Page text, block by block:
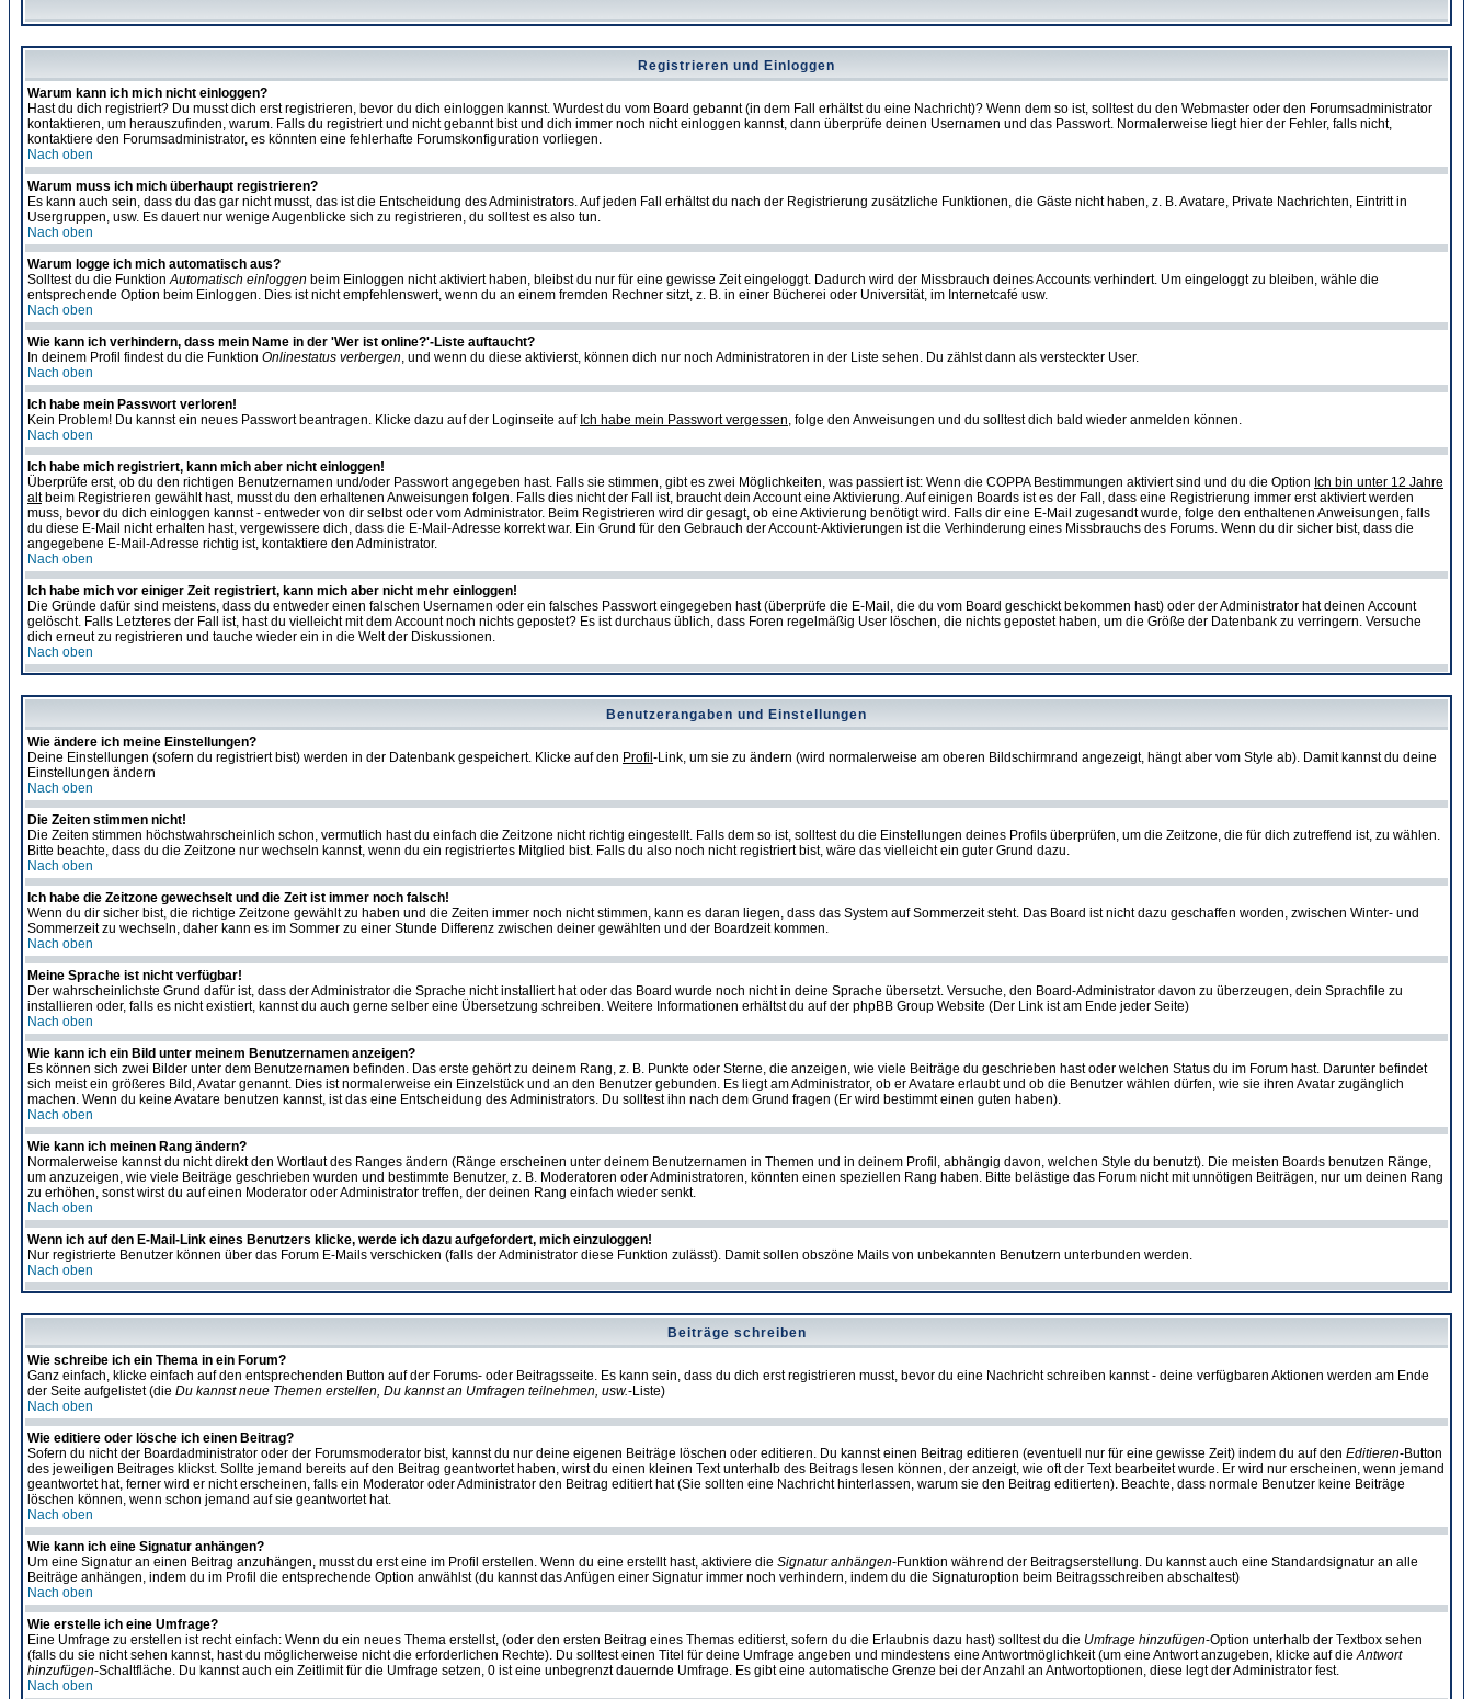
Registrieren und Einloggen
Warum kann ich mich nicht einloggen?
Hast du dich registriert? Du musst dich erst registrieren, bevor du dich einloggen kannst. Wurdest du vom Board gebannt (in dem Fall erhältst du eine Nachricht)? Wenn dem so ist, solltest du den Webmaster oder den Forumsadministrator
kontaktieren, um herauszufinden, warum. Falls du registriert und nicht gebannt bist und dich immer noch nicht einloggen kannst, dann überprüfe deinen Usernamen und das Passwort. Normalerweise liegt hier der Fehler, falls nicht,
kontaktiere den Forumsadministrator, es könnten eine fehlerhafte Forumskonfiguration vorliegen.
Nach oben
Warum muss ich mich überhaupt registrieren?
Es kann auch sein, dass du das gar nicht musst, das ist die Entscheidung des Administrators. Auf jeden Fall erhältst du nach der Registrierung zusätzliche Funktionen, die Gäste nicht haben, z. B. Avatare, Private Nachrichten, Eintritt in
Usergruppen, usw. Es dauert nur wenige Augenblicke sich zu registrieren, du solltest es also tun.
Nach oben
Warum logge ich mich automatisch aus?
Solltest du die FunktionAutomatisch einloggen beim Einloggen nicht aktiviert haben, bleibst du nur für eine gewisse Zeit eingeloggt. Dadurch wird der Missbrauch deines Accounts verhindert. Um eingeloggt zu bleiben, wähle die
entsprechende Option beim Einloggen. Dies ist nicht empfehlenswert, wenn du an einem fremden Rechner sitzt, z. B. in einer Bücherei oder Universität, im Internetcafé usw.
Nach oben
Wie kann ich verhindern, dass mein Name in der 'Wer ist online?'-Liste auftaucht?
In deinem Profil findest du die Funktion Onlinestatus verbergen, und wenn du diese aktivierst, können dich nur noch Administratoren in der Liste sehen. Du zählst dann als versteckter User.
Nach oben
Ich habe mein Passwort verloren!
Kein Problem! Du kannst ein neues Passwort beantragen. Klicke dazu auf der Loginseite auf Ich habe mein Passwort vergessen, folge den Anweisungen und du solltest dich bald wieder anmelden können.
Nach oben
Ich habe mich registriert, kann mich aber nicht einloggen!
Überprüfe erst, ob du den richtigen Benutzernamen und/oder Passwort angegeben hast. Falls sie stimmen, gibt es zwei Möglichkeiten, was passiert ist: Wenn die COPPA Bestimmungen aktiviert sind und du die Option Ich bin unter 12 Jahre
altbeim Registrieren gewählt hast, musst du den erhaltenen Anweisungen folgen. Falls dies nicht der Fall ist, braucht dein Account eine Aktivierung. Auf einigen Boards ist es der Fall, dass eine Registrierung immer erst aktiviert werden
muss, bevor du dich einloggen kannst - entweder von dir selbst oder vom Administrator. Beim Registrieren wird dir gesagt, ob eine Aktivierung benötigt wird. Falls dir eine E-Mail zugesandt wurde, folge den enthaltenen Anweisungen, falls
du diese E-Mail nicht erhalten hast, vergewissere dich, dass die E-Mail-Adresse korrekt war. Ein Grund für den Gebrauch der Account-Aktivierungen ist die Verhinderung eines Missbrauchs des Forums. Wenn du dir sicher bist, dass die
angegebene E-Mail-Adresse richtig ist, kontaktiere den Administrator.
Nach oben
Ich habe mich vor einiger Zeit registriert, kann mich aber nicht mehr einloggen!
Die Gründe dafür sind meistens, dass du entweder einen falschen Usernamen oder ein falsches Passwort eingegeben hast (überprüfe die E-Mail, die du vom Board geschickt bekommen hast) oder der Administrator hat deinen Account
gelöscht. Falls Letzteres der Fall ist, hast du vielleicht mit dem Account noch nichts gepostet? Es ist durchaus üblich, dass Foren regelmäßig User löschen, die nichts gepostet haben, um die Größe der Datenbank zu verringern. Versuche
dich erneut zu registrieren und tauche wieder ein in die Welt der Diskussionen.
Nach oben
Benutzerangaben und Einstellungen
Wie ändere ich meine Einstellungen?
Deine Einstellungen (sofern du registriert bist) werden in der Datenbank gespeichert. Klicke auf den Profil -Link, um sie zu ändern (wird normalerweise am oberen Bildschirmrand angezeigt, hängt aber vom Style ab). Damit kannst du deine
Einstellungen ändern
Nach oben
Die Zeiten stimmen nicht!
Die Zeiten stimmen höchstwahrscheinlich schon, vermutlich hast du einfach die Zeitzone nicht richtig eingestellt. Falls dem so ist, solltest du die Einstellungen deines Profils überprüfen, um die Zeitzone, die für dich zutreffend ist, zu wählen.
Bitte beachte, dass du die Zeitzone nur wechseln kannst, wenn du ein registriertes Mitglied bist. Falls du also noch nicht registriert bist, wäre das vielleicht ein guter Grund dazu.
Nach oben
Ich habe die Zeitzone gewechselt und die Zeit ist immer noch falsch!
Wenn du dir sicher bist, die richtige Zeitzone gewählt zu haben und die Zeiten immer noch nicht stimmen, kann es daran liegen, dass das System auf Sommerzeit steht. Das Board ist nicht dazu geschaffen worden, zwischen Winter- und
Sommerzeit zu wechseln, daher kann es im Sommer zu einer Stunde Differenz zwischen deiner gewählten und der Boardzeit kommen.
Nach oben
Meine Sprache ist nicht verfügbar!
Der wahrscheinlichste Grund dafür ist, dass der Administrator die Sprache nicht installiert hat oder das Board wurde noch nicht in deine Sprache übersetzt. Versuche, den Board-Administrator davon zu überzeugen, dein Sprachfile zu
installieren oder, falls es nicht existiert, kannst du auch gerne selber eine Übersetzung schreiben. Weitere Informationen erhältst du auf der phpBB Group Website (Der Link ist am Ende jeder Seite)
Nach oben
Wie kann ich ein Bild unter meinem Benutzernamen anzeigen?
Es können sich zwei Bilder unter dem Benutzernamen befinden. Das erste gehört zu deinem Rang, z. B. Punkte oder Sterne, die anzeigen, wie viele Beiträge du geschrieben hast oder welchen Status du im Forum hast. Darunter befindet
sich meist ein größeres Bild, Avatar genannt. Dies ist normalerweise ein Einzelstück und an den Benutzer gebunden. Es liegt am Administrator, ob er Avatare erlaubt und ob die Benutzer wählen dürfen, wie sie ihren Avatar zugänglich
machen. Wenn du keine Avatare benutzen kannst, ist das eine Entscheidung des Administrators. Du solltest ihn nach dem Grund fragen (Er wird bestimmt einen guten haben).
Nach oben
Wie kann ich meinen Rang ändern?
Normalerweise kannst du nicht direkt den Wortlaut des Ranges ändern (Ränge erscheinen unter deinem Benutzernamen in Themen und in deinem Profil, abhängig davon, welchen Style du benutzt). Die meisten Boards benutzen Ränge,
um anzuzeigen, wie viele Beiträge geschrieben wurden und bestimmte Benutzer, z. B. Moderatoren oder Administratoren, könnten einen speziellen Rang haben. Bitte belästige das Forum nicht mit unnötigen Beiträgen, nur um deinen Rang
zu erhöhen, sonst wirst du auf einen Moderator oder Administrator treffen, der deinen Rang einfach wieder senkt.
Nach oben
Wenn ich auf den E-Mail-Link eines Benutzers klicke, werde ich dazu aufgefordert, mich einzuloggen!
Nur registrierte Benutzer können über das Forum E-Mails verschicken (falls der Administrator diese Funktion zulässt). Damit sollen obszöne Mails von unbekannten Benutzern unterbunden werden.
Nach oben
Beiträge schreiben
Wie schreibe ich ein Thema in ein Forum?
Ganz einfach, klicke einfach auf den entsprechenden Button auf der Forums- oder Beitragsseite. Es kann sein, dass du dich erst registrieren musst, bevor du eine Nachricht schreiben kannst - deine verfügbaren Aktionen werden am Ende
der Seite aufgelistet (die Du kannst neue Themen erstellen, Du kannst an Umfragen teilnehmen, usw.-Liste)
Nach oben
Wie editiere oder lösche ich einen Beitrag?
Sofern du nicht der Boardadministrator oder der Forumsmoderator bist, kannst du nur deine eigenen Beiträge löschen oder editieren. Du kannst einen Beitrag editieren (eventuell nur für eine gewisse Zeit) indem du auf den Editieren-Button
des jeweiligen Beitrages klickst. Sollte jemand bereits auf den Beitrag geantwortet haben, wirst du einen kleinen Text unterhalb des Beitrags lesen können, der anzeigt, wie oft der Text bearbeitet wurde. Er wird nur erscheinen, wenn jemand
geantwortet hat, ferner wird er nicht erscheinen, falls ein Moderator oder Administrator den Beitrag editiert hat (Sie sollten eine Nachricht hinterlassen, warum sie den Beitrag editierten). Beachte, dass normale Benutzer keine Beiträge
löschen können, wenn schon jemand auf sie geantwortet hat.
Nach oben
Wie kann ich eine Signatur anhängen?
Um eine Signatur an einen Beitrag anzuhängen, musst du erst eine im Profil erstellen. Wenn du eine erstellt hast, aktiviere die Signatur anhängen-Funktion während der Beitragserstellung. Du kannst auch eine Standardsignatur an alle
Beiträge anhängen, indem du im Profil die entsprechende Option anwählst (du kannst das Anfügen einer Signatur immer noch verhindern, indem du die Signaturoption beim Beitragsschreiben abschaltest)
Nach oben
Wie erstelle ich eine Umfrage?
Eine Umfrage zu erstellen ist recht einfach: Wenn du ein neues Thema erstellst, (oder den ersten Beitrag eines Themas editierst, sofern du die Erlaubnis dazu hast) solltest du die Umfrage hinzufügen-Option unterhalb der Textbox sehen
(falls du sie nicht sehen kannst, hast du möglicherweise nicht die erforderlichen Rechte). Du solltest einen Titel für deine Umfrage angeben und mindestens eine Antwortmöglichkeit (um eine Antwort anzugeben, klicke auf dieAntwort
hinzufügen-Schaltfläche. Du kannst auch ein Zeitlimit für die Umfrage setzen, 0 ist eine unbegrenzt dauernde Umfrage. Es gibt eine automatische Grenze bei der Anzahl an Antwortoptionen, diese legt der Administrator fest.
Nach oben